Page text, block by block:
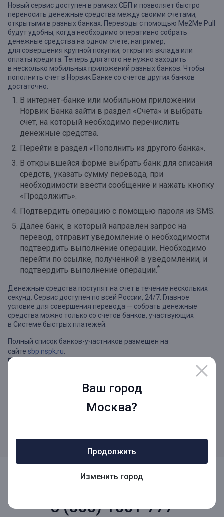
Ваш город
Москва?
Продолжить
Изменить город
Новый сервис доступен в рамках СБП и позволяет быстро
переносить денежные средства между своими счетами,
открытыми в разных банках. Переводы с помощью Me2Me Pull
будут удобны, когда необходимо оперативно собрать
денежные средства на одном счете, например,
для совершения крупной покупки, открытия вклада или
оплаты кредита. Теперь для этого не нужно заходить
в несколько мобильных приложений разных банков. Чтобы
пополнить счет в Норвик Банке со счетов других банков
достаточно:
В интернет-банке или мобильном приложении
Норвик Банка зайти в раздел «Счета» и выбрать
счет, на который необходимо перечислить
денежные средства.
Перейти в раздел «Пополнить из другого банка».
В открывшейся форме выбрать банк для списания
средств, указать сумму перевода, при
необходимости ввести сообщение и нажать кнопку
«Продолжить».
Подтвердить операцию с помощью пароля из SMS.
Далее банк, в который направлен запрос на
перевод, отправит уведомление о необходимости
подтвердить выполнение операции. Необходимо
перейти по ссылке, полученной в уведомлении, и
подтвердить выполнение операции.*
Денежные средства поступят на счет в течение нескольких
секунд. Сервис доступен по всей России, 24/7. Главное
условие для совершения перевода — собрать денежные
средства можно только со счетов банков, участвующих
в Системе быстрых платежей.
Полный список банков-участников размещен на
сайте sbp.nspk.ru
Правила переводов и инструкция по подключению к СБП
Уведомление о подтверждении не отправляется, если в
разрешающих перевод без подтверждения.
8 (800) 1001-777